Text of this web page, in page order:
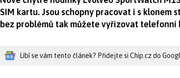
SIM kartu. Jsou schopny pracovat i s klonem
bez problémů tak můžete vyřizovat telefonní
Líbí se vám tento článek? Přidejte si Chip.cz do